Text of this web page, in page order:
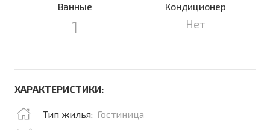
Ванные
1
Кондиционер
Нет
ХАРАКТЕРИСТИКИ:
Тип жилья: Гостиница